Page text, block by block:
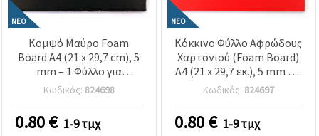
ΝΈΟ
Κομψό Μαύρο Foam
Board Α4 (21 x 29,7 cm), 5
mm – 1 Φύλλο για
Κατασκευές, Μακέτες,
Παρουσιάσεις & Design
Κωδικός: 824698
0.80€ 1-9 τμχ
ΝΈΟ
Κόκκινο Φύλλο Αφρώδους
Χαρτονιού (Foam Board)
A4 (21 x 29,7 εκ.), 5 mm – 1
Φύλλο, Ιδανικό για
Χειροτεχνίες, DIY
Κατασκευές, Μακέτες &
Παρουσιάσεις
Κωδικός: 824697
0.80€ 1-9 τμχ